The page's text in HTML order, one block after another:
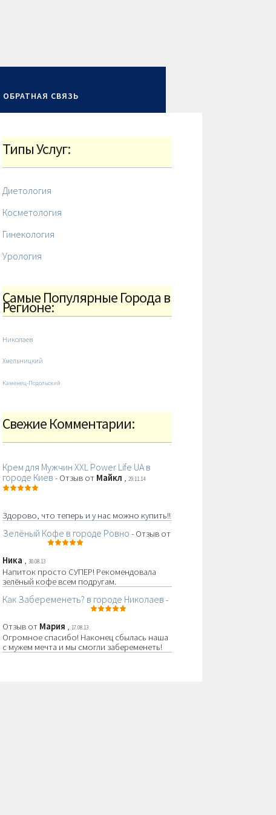
ОБРАТНАЯ СВЯЗЬ
Типы Услуг:
Диетология
Косметология
Гинекология
Урология
Самые Популярные Города в
Регионе:
Николаев
Хмельницкий
Каменец-Подольский
Свежие Комментарии:
Крем для Мужчин XXL Power Life UA в
городе Киев - Отзыв от Майкл , 29.11.14
Здорово, что теперь и у нас можно купить!!
Зелёный Кофе в городе Ровно - Отзыв от
Ника , 30.08.13
Напиток просто СУПЕР! Рекомендовала
зелёный кофе всем подругам.
Как Забеременеть? в городе Николаев -
Отзыв от Мария , 17.08.13
Огромное спасибо! Наконец сбылась наша
с мужем мечта и мы смогли забеременеть!